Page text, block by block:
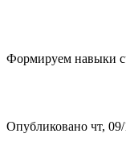
Формируем навыки
Опубликовано чт,